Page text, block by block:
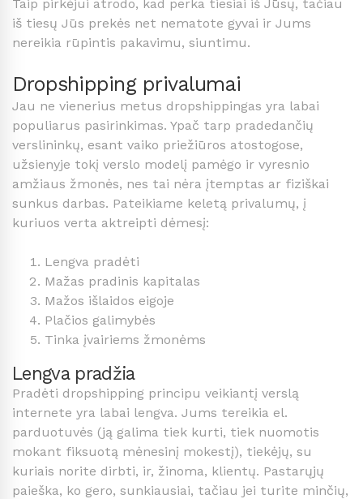
Taip pirkėjui atrodo, kad perka tiesiai iš Jūsų, tačiau
iš tiesų Jūs prekės net nematote gyvai ir Jums
nereikia rūpintis pakavimu, siuntimu.
Dropshipping privalumai
Jau ne vienerius metus dropshippingas yra labai
populiarus pasirinkimas. Ypač tarp pradedančių
verslininkų, esant vaiko priežiūros atostogose,
užsienyje tokį verslo modelį pamėgo ir vyresnio
amžiaus žmonės, nes tai nėra įtemptas ar fiziškai
sunkus darbas. Pateikiame keletą privalumų, į
kuriuos verta aktreipti dėmesį:
Lengva pradėti
Mažas pradinis kapitalas
Mažos išlaidos eigoje
Plačios galimybės
Tinka įvairiems žmonėms
Lengva pradžia
Pradėti dropshipping principu veikiantį verslą
internete yra labai lengva. Jums tereikia el.
parduotuvės (ją galima tiek kurti, tiek nuomotis
mokant fiksuotą mėnesinį mokestį), tiekėjų, su
kuriais norite dirbti, ir, žinoma, klientų. Pastarųjų
paieška, ko gero, sunkiausiai, tačiau jei turite minčių,